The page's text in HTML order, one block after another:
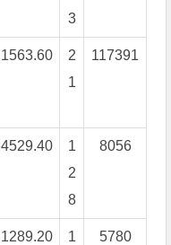
3
1563.60
2
1
117391
4529.40
1
2
8
8056
1289.20
1
5780